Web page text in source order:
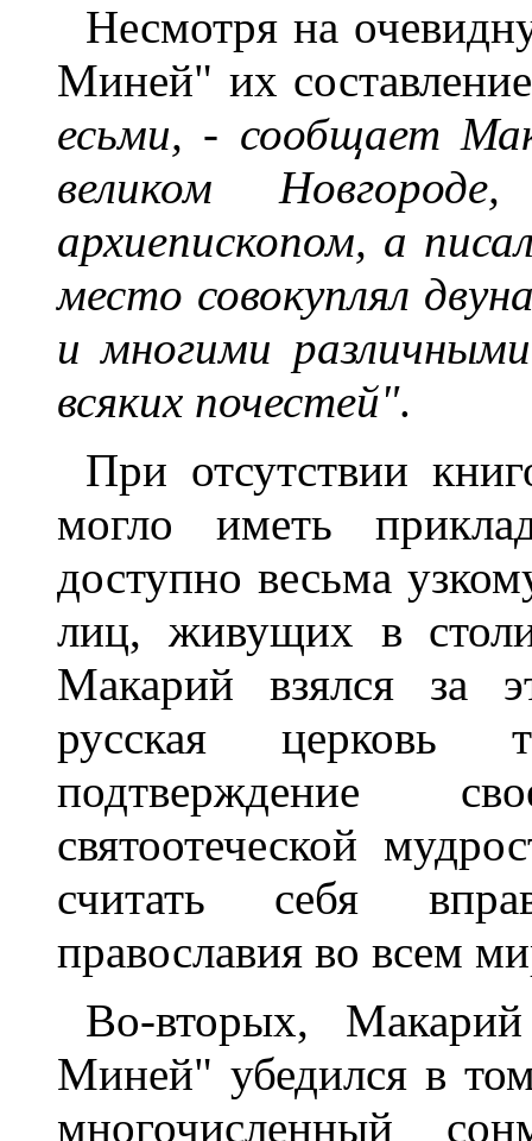
Несмотря на
Миней" их
есьми, - сообщает
великом
архиепископом, а
место совокуплял
и многими
всяких почестей".
При отсутствии
могло иметь
доступно весьма
лиц, живущих в
Макарий взялся за
русская церковь
подтверждение
святоотеческой
считать себя
православия во всем
Во-вторых,
Миней" убедился в
многочисленный